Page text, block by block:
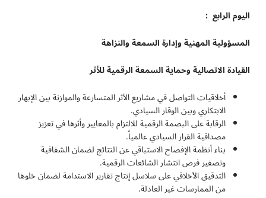
اليوم الرابع :
المسؤولية المهنية وإدارة السمعة والنزاهة
القيادة الاتصالية وحماية السمعة الرقمية للأثر
أخلاقيات التواصل في مشاريع الأثر المتسارعة والموازنة بين الإبهار
الابتكاري وبين الوقار السيادي.
الرقابة على البصمة الرقمية للالتزام بالمعايير وأثرها في تعزيز
مصداقية القرار السيادي عالمياً.
بناء أنظمة الإفصاح الاستباقي عن النتائج لضمان الشفافية
وتصفير فرص انتشار الشائعات الرقمية.
التدقيق الأخلاقي على سلاسل إنتاج تقارير الاستدامة لضمان خلوها
من الممارسات غير العادلة.